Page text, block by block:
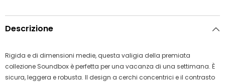
Descrizione
Rigida e di dimensioni medie, questa valigia della premiata
collezione Soundbox è perfetta per una vacanza di una settimana. È
sicura, leggera e robusta. Il design a cerchi concentrici e il contrasto